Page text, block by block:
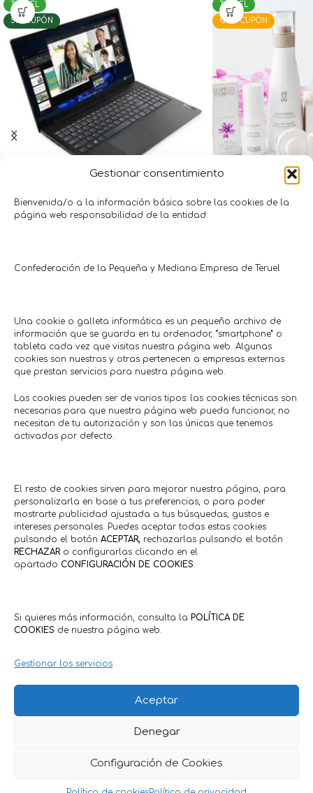
Gestionar consentimiento
Bienvenida/o a la información básica sobre las cookies de la
página web responsabilidad de la entidad:
Confederación de la Pequeña y Mediana Empresa de Teruel
Una cookie o galleta informática es un pequeño archivo de
información que se guarda en tu ordenador, “smartphone” o
tableta cada vez que visitas nuestra página web. Algunas
cookies son nuestras y otras pertenecen a empresas externas
que prestan servicios para nuestra página web.
Las cookies pueden ser de varios tipos: las cookies técnicas son
necesarias para que nuestra página web pueda funcionar, no
necesitan de tu autorización y son las únicas que tenemos
activadas por defecto.
El resto de cookies sirven para mejorar nuestra página, para
personalizarla en base a tus preferencias, o para poder
mostrarte publicidad ajustada a tus búsquedas, gustos e
intereses personales. Puedes aceptar todas estas cookies
pulsando el botón ACEPTAR, rechazarlas pulsando el botón
RECHAZARo configurarlas clicando en el
apartado CONFIGURACIÓN DE COOKIES.
Si quieres más información, consulta la POLÍTICA DE
COOKIES de nuestra página web.
Gestionar los servicios
Aceptar
Denegar
Configuración de Cookies
TERUEL
SIN CUPÓN
Regalo antivirus con la compra
portátil
Hasta: 02/08/2026
TERUEL
CON CUPÓN
50% en
Hasta
Comercios en actívaTe
Condiciones Generales Clientes·Condiciones Generales